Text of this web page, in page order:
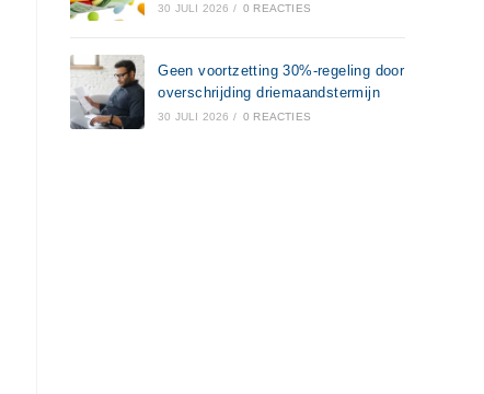
30 JULI 2026 / 0 REACTIES
Geen voortzetting 30%-regeling door
overschrijding driemaandstermijn
30 JULI 2026 / 0 REACTIES